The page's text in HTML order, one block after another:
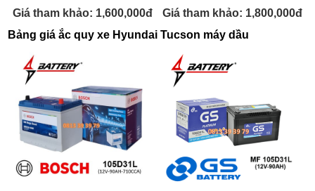
Giá tham khảo: 1,600,000đ
Giá tham khảo: 1,800,000đ
Bảng giá ắc quy xe Hyundai Tucson máy dầu